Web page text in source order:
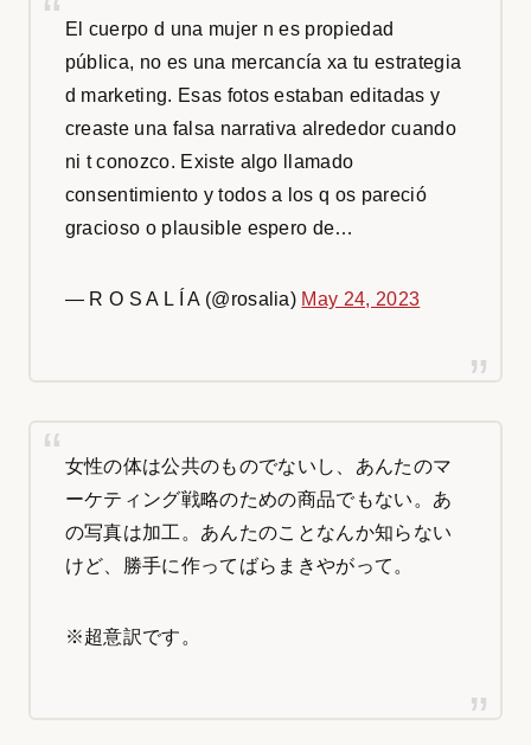
El cuerpo d una mujer n es propiedad
pública, no es una mercancía xa tu estrategia
d marketing. Esas fotos estaban editadas y
creaste una falsa narrativa alrededor cuando
ni t conozco. Existe algo llamado
consentimiento y todos a los q os pareció
gracioso o plausible espero de…
— R O S A L Í A (@rosalia) May 24, 2023
女性の体は公共のものでないし、あんたのマ
ーケティング戦略のための商品でもない。あ
の写真は加工。あんたのことなんか知らない
けど、勝手に作ってばらまきやがって。
※超意訳です。